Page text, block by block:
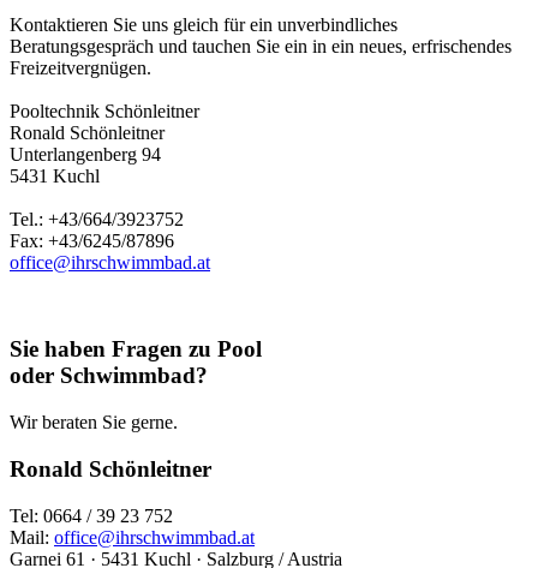
Kontaktieren Sie uns gleich für ein unverbindliches
Beratungsgespräch und tauchen Sie ein in ein neues, erfrischendes
Freizeitvergnügen.
Pooltechnik Schönleitner
Ronald Schönleitner
Unterlangenberg 94
5431 Kuchl
Tel.: +43/664/3923752
Fax: +43/6245/87896
office@ihrschwimmbad.at
Sie haben Fragen zu Pool
oder Schwimmbad?
Wir beraten Sie gerne.
Ronald Schönleitner
Tel: 0664 / 39 23 752
Mail: office@ihrschwimmbad.at
Garnei 61 · 5431 Kuchl · Salzburg / Austria